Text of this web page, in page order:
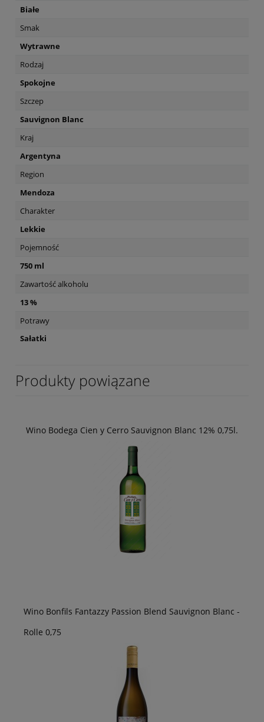
Białe
Smak
Wytrawne
Rodzaj
Spokojne
Szczep
Sauvignon Blanc
Kraj
Argentyna
Region
Mendoza
Charakter
Lekkie
Pojemność
750 ml
Zawartość alkoholu
13 %
Potrawy
Sałatki
Produkty powiązane
Wino Bodega Cien y Cerro Sauvignon Blanc 12% 0,75l.
Wino Bonfils Fantazzy Passion Blend Sauvignon Blanc -
Rolle 0,75